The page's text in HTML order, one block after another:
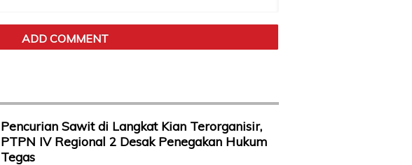
Pencurian Sawit di Langkat Kian Terorganisir,
PTPN IV Regional 2 Desak Penegakan Hukum
Tegas